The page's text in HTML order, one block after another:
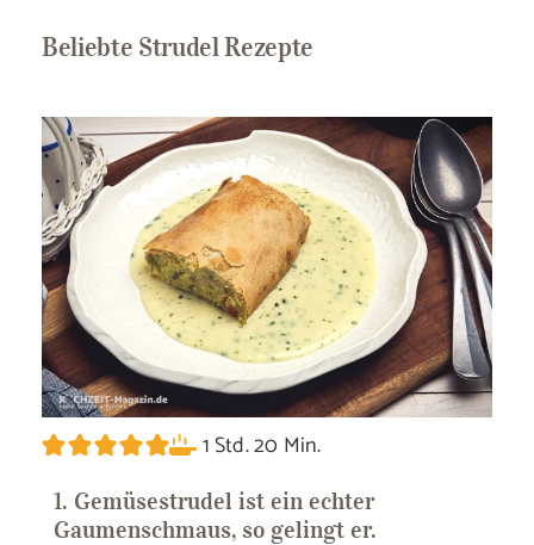
Beliebte Strudel Rezepte
1Stunde
Std.20 Minuten
Min.
1. Gemüsestrudel ist ein echter
Gaumenschmaus, so gelingt er.